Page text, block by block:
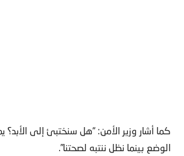
كما أشار وزير الأمن: “هل سنختبئ إلى الأبد؟
الوضع بينما نظل ننتبه لصحتنا”.